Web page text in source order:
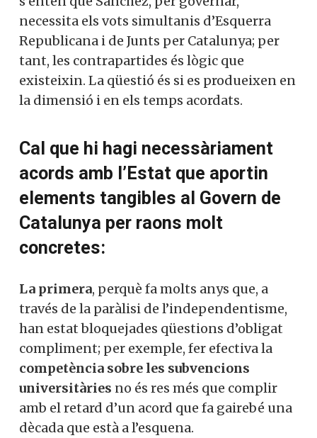
necessita els vots simultanis d’Esquerra
Republicana i de Junts per Catalunya; per
tant, les contrapartides és lògic que
existeixin. La qüestió és si es produeixen en
la dimensió i en els temps acordats.
Cal que hi hagi necessàriament
acords amb l’Estat que aportin
elements tangibles al Govern de
Catalunya per raons molt
concretes:
La primera, perquè fa molts anys que, a
través de la paràlisi de l’independentisme,
han estat bloquejades qüestions d’obligat
compliment; per exemple, fer efectiva la
competència sobre les subvencions
universitàries no és res més que complir
amb el retard d’un acord que fa gairebé una
dècada que està a l’esquena.